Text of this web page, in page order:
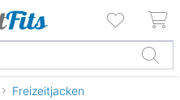
Freizeitjacken